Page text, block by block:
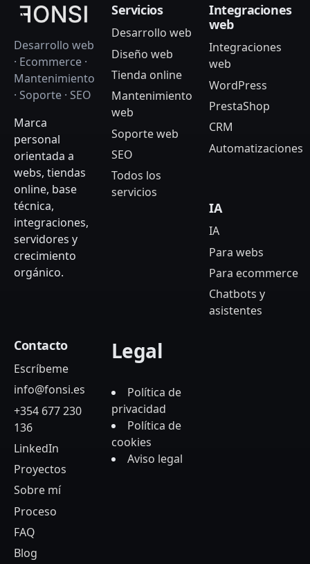
Desarrollo web
· Ecommerce ·
Mantenimiento
· Soporte · SEO
Marca
personal
orientada a
webs, tiendas
online, base
técnica,
integraciones,
servidores y
crecimiento
orgánico.
Servicios
Desarrollo web
Diseño web
Tienda online
Mantenimiento
web
Soporte web
SEO
Todos los
servicios
Integraciones
web
Integraciones
web
WordPress
PrestaShop
CRM
Automatizaciones
IA
IA
Para webs
Para ecommerce
Chatbots y
asistentes
Contacto
Escríbeme
info@fonsi.es
+354 677 230
136
LinkedIn
Proyectos
Sobre mí
Proceso
FAQ
Blog
Legal
Política de
privacidad
Política de
cookies
Aviso legal